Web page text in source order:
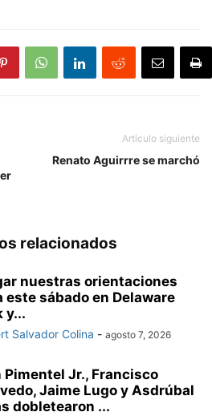
Artículo siguiente
Renato Aguirrre se marchó
relacionados
nuestras orientaciones
este sábado en Delaware
y...
Salvador Colina - agosto 7, 2026
Pimentel Jr., Francisco
Jaime Lugo y Asdrúbal
dobletearon ...